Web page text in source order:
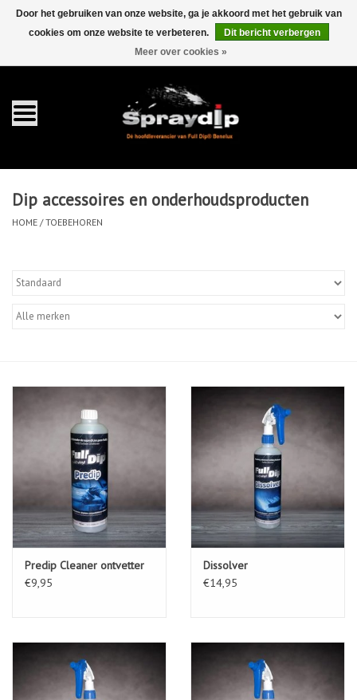
0 Artikelen - €0,00
Gallons
Sprays
Sets
Toebehoren
Dip accessoires en onderhoudsproducten
HOME /TOEBEHOREN
Predip Cleaner ontvetter
€9,95
Dissolver
€14,95
Door het gebruiken van onze website, ga je akkoord met het gebruik van
cookies om onze website te verbeteren.
Dit bericht verbergen
Meer over cookies »